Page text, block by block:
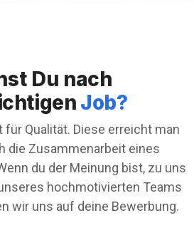
Du nach
Job?
Qualität. Diese erreicht man
die Zusammenarbeit eines
du der Meinung bist, zu uns
hochmotivierten Teams
wir uns auf deine Bewerbung.